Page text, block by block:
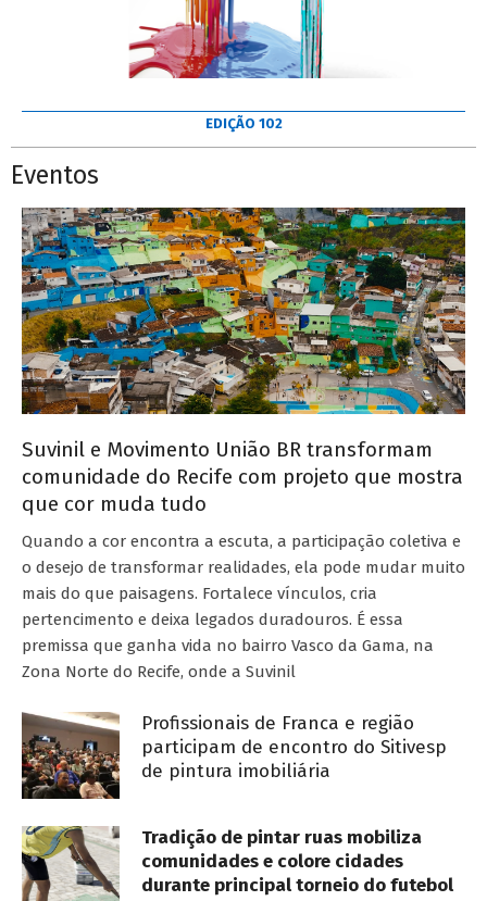
EDIÇÃO 102
Eventos
Suvinil e Movimento União BR transformam
comunidade do Recife com projeto que mostra
que cor muda tudo
Quando a cor encontra a escuta, a participação coletiva e
o desejo de transformar realidades, ela pode mudar muito
mais do que paisagens. Fortalece vínculos, cria
pertencimento e deixa legados duradouros. É essa
premissa que ganha vida no bairro Vasco da Gama, na
Zona Norte do Recife, onde a Suvinil
Profissionais de Franca e região
participam de encontro do Sitivesp
de pintura imobiliária
Tradição de pintar ruas mobiliza
comunidades e colore cidades
durante principal torneio do futebol